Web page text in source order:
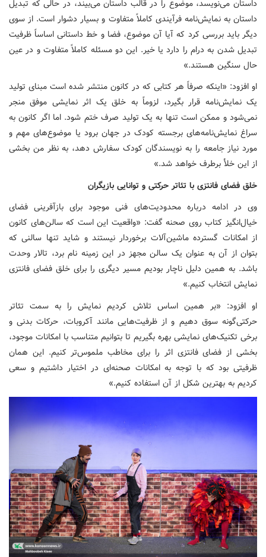
داستان می‌نویسد، موضوع را در قالب داستان می‌بیند، در حالی که تبدیل
داستان به نمایش‌نامه فرآیندی کاملاً متفاوت و بسیار دشوار است. از سوی
دیگر باید بررسی کرد که آیا آن موضوع، فضا و خط داستانی اساساً ظرفیت
تبدیل شدن به درام را دارد یا خیر. این دو مسئله کاملاً متفاوت و در عین
حال سنگین هستند.»
او افزود: «اینکه صرفاً هر کتابی که در کانون منتشر شده است مبنای تولید
یک نمایش‌نامه قرار بگیرد، لزوماً به خلق یک اثر نمایشی موفق منجر
نمی‌شود و ممکن است تنها به یک تولید صرف ختم شود. اما اگر کانون به
سراغ نمایش‌نامه‌های برجسته کودک در جهان برود یا موضوع‌های مهم و
مورد نیاز جامعه را به نویسندگان کودک سفارش دهد، به نظر من بخشی
از این خلأ برطرف خواهد شد.»
خلق فضای فانتزی با تئاتر حرکتی و توانایی بازیگران
وی در ادامه درباره محدودیت‌های فنی موجود برای بازآفرینی فضای
خیال‌انگیز کتاب روی صحنه گفت: «واقعیت این است که سالن‌های کانون
از امکانات گسترده ماشین‌آلات برخوردار نیستند و شاید تنها سالنی که
بتوان از آن به عنوان یک سالن مجهز در این زمینه نام برد، تالار وحدت
باشد. به همین دلیل ناچار بودیم مسیر دیگری را برای خلق فضای فانتزی
نمایش انتخاب کنیم.»
او افزود: «بر همین اساس تلاش کردیم نمایش را به سمت تئاتر
حرکتی‌گونه سوق دهیم و از ظرفیت‌هایی مانند آکروبات، حرکات بدنی و
برخی تکنیک‌های نمایشی بهره بگیریم تا بتوانیم متناسب با امکانات موجود،
بخشی از فضای فانتزی اثر را برای مخاطب ملموس‌تر کنیم. این همان
ظرفیتی بود که با توجه به امکانات صحنه‌ای در اختیار داشتیم و سعی
کردیم به بهترین شکل از آن استفاده کنیم.»